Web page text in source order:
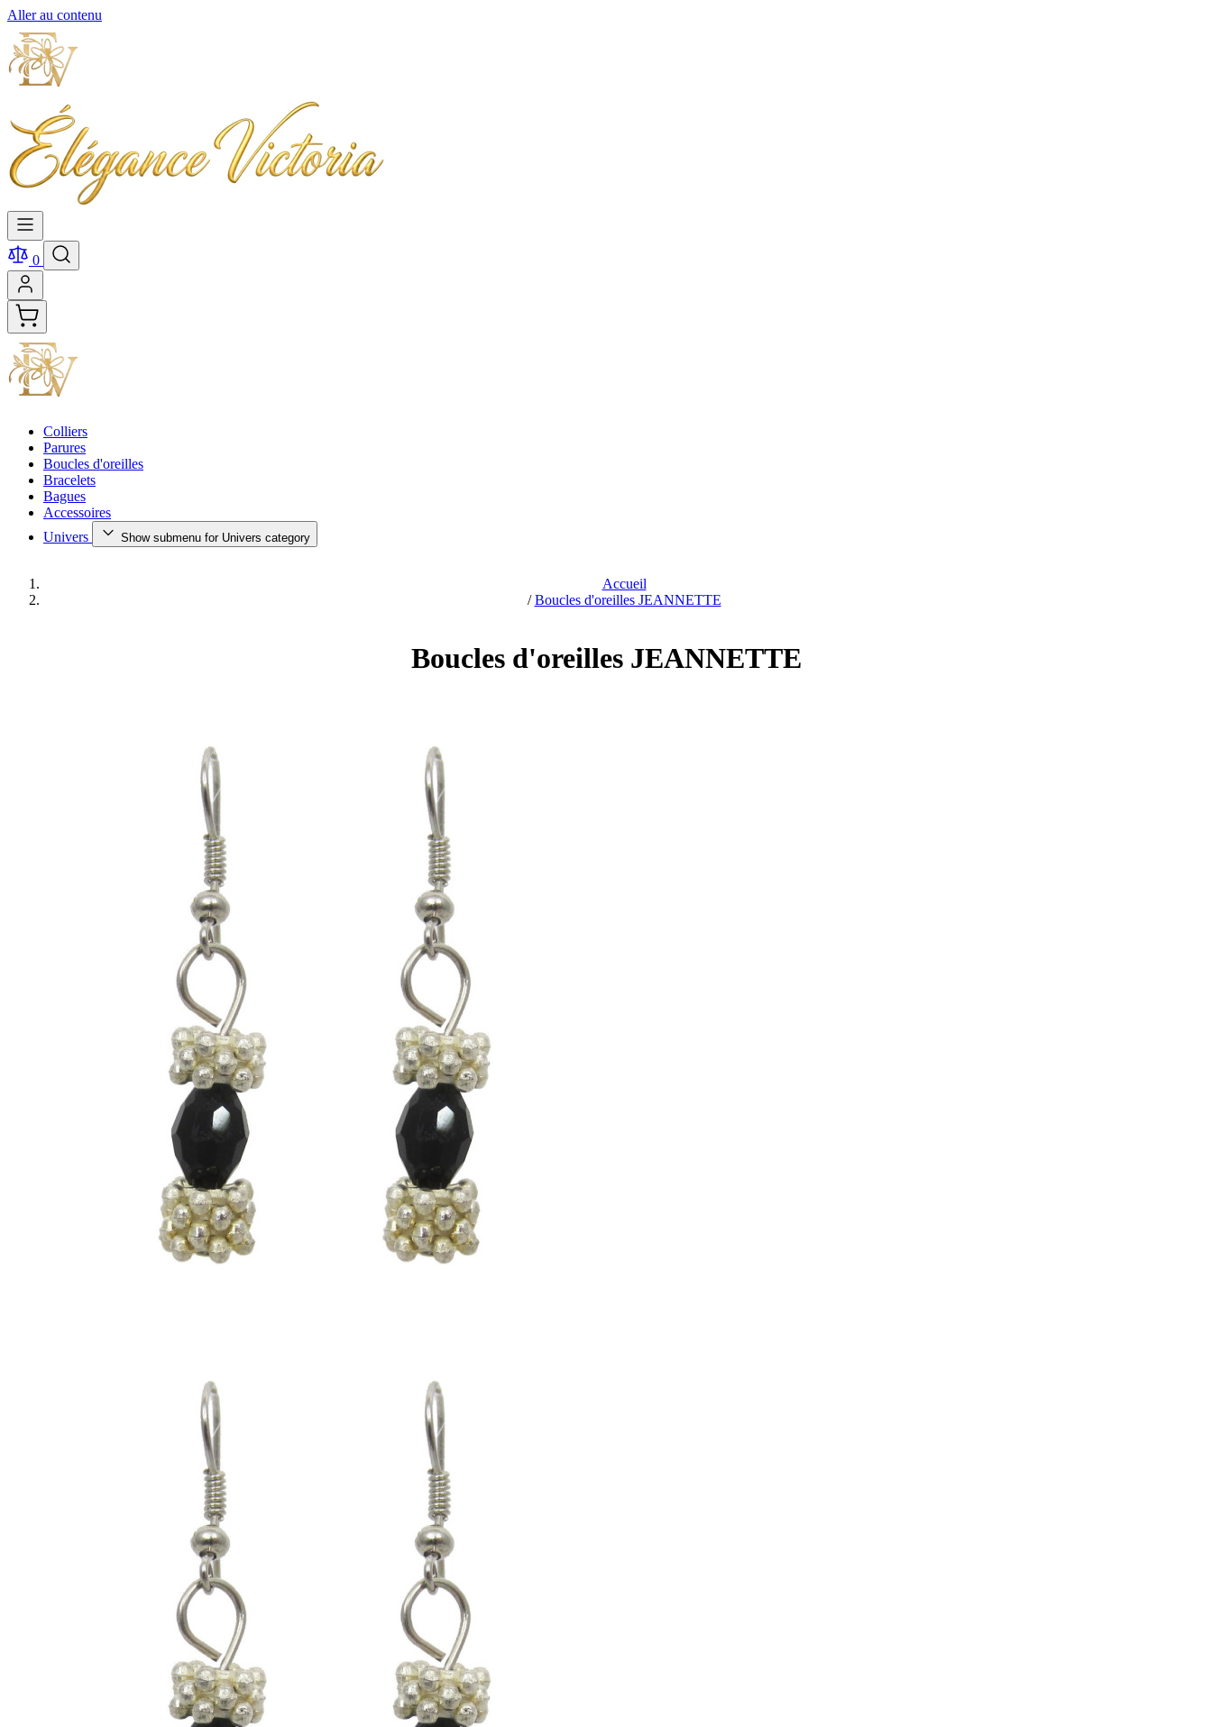
Aller au contenu
0
Colliers
Parures
Boucles d'oreilles
Bracelets
Bagues
Accessoires
Univers
Show submenu for Univers category
Accueil
/ Boucles d'oreilles JEANNETTE
Boucles d'oreilles JEANNETTE